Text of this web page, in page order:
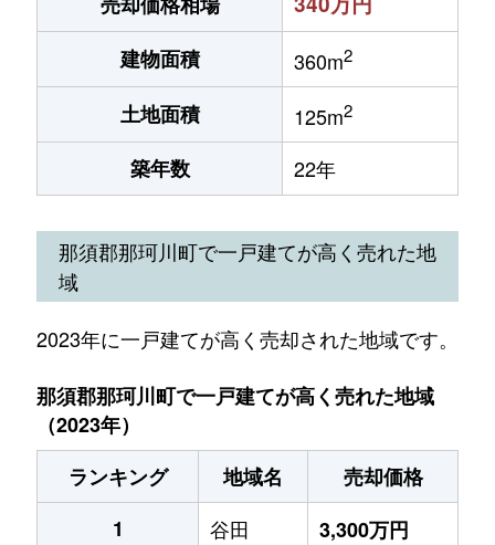
建物面積 360m2
土地面積 125m2
築年数 22年
那須郡那珂川町で一戸建てが高く売れた地
域
2023年に一戸建てが高く売却された地域です。
那須郡那珂川町で一戸建てが高く売れた地域
（2023年）
ランキング
地域名
売却価格
1
谷田
3,300万円